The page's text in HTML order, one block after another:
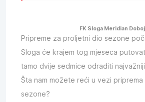
FK Sloga Meridian Doboj
Pripreme za proljetni dio sezone
Sloga će krajem tog mjeseca
tamo dvije sedmice odraditi
Šta nam možete reći u vezi priprema
sezone?